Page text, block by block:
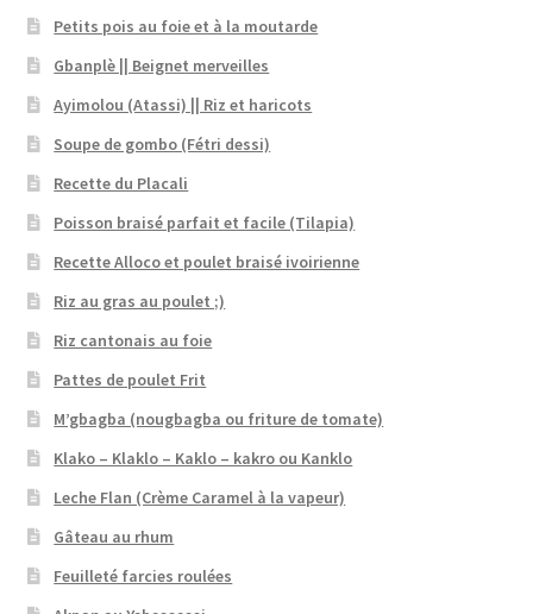
Petits pois au foie et à la moutarde
Gbanplè || Beignet merveilles
Ayimolou (Atassi) || Riz et haricots
Soupe de gombo (Fétri dessi)
Recette du Placali
Poisson braisé parfait et facile (Tilapia)
Recette Alloco et poulet braisé ivoirienne
Riz au gras au poulet ;)
Riz cantonais au foie
Pattes de poulet Frit
M’gbagba (nougbagba ou friture de tomate)
Klako – Klaklo – Kaklo – kakro ou Kanklo
Leche Flan (Crème Caramel à la vapeur)
Gâteau au rhum
Feuilleté farcies roulées